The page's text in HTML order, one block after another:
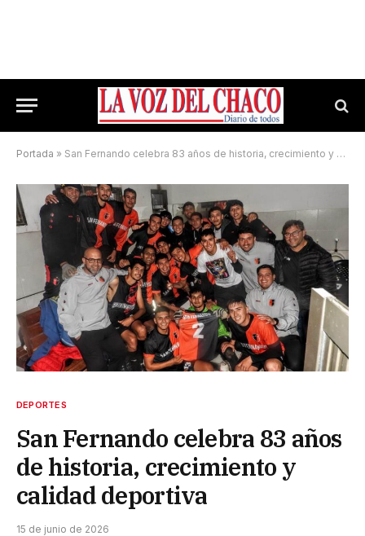
Portada » San Fernando celebra 83 años de historia, crecimiento y calidad deportiva
DEPORTES
San Fernando celebra 83 años
de historia, crecimiento y
calidad deportiva
15 de junio de 2026